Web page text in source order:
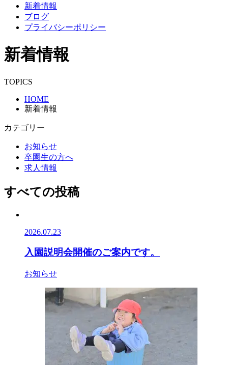
新着情報
ブログ
プライバシーポリシー
新着情報
TOPICS
HOME
新着情報
カテゴリー
お知らせ
卒園生の方へ
求人情報
すべての投稿
2026.07.23
入園説明会開催のご案内です。
お知らせ